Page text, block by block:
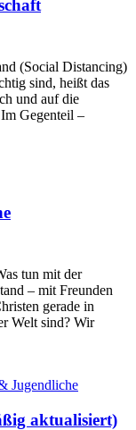
(Social Distancing)
sind, heißt das
und auf die
Gegenteil –
tun mit der
– mit Freunden
gerade in
Welt sind? Wir
Jugendliche
aktualisiert)